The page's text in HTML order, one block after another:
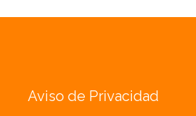
Aviso de Privacidad